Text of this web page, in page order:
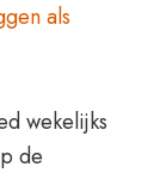
als
wekelijks
de